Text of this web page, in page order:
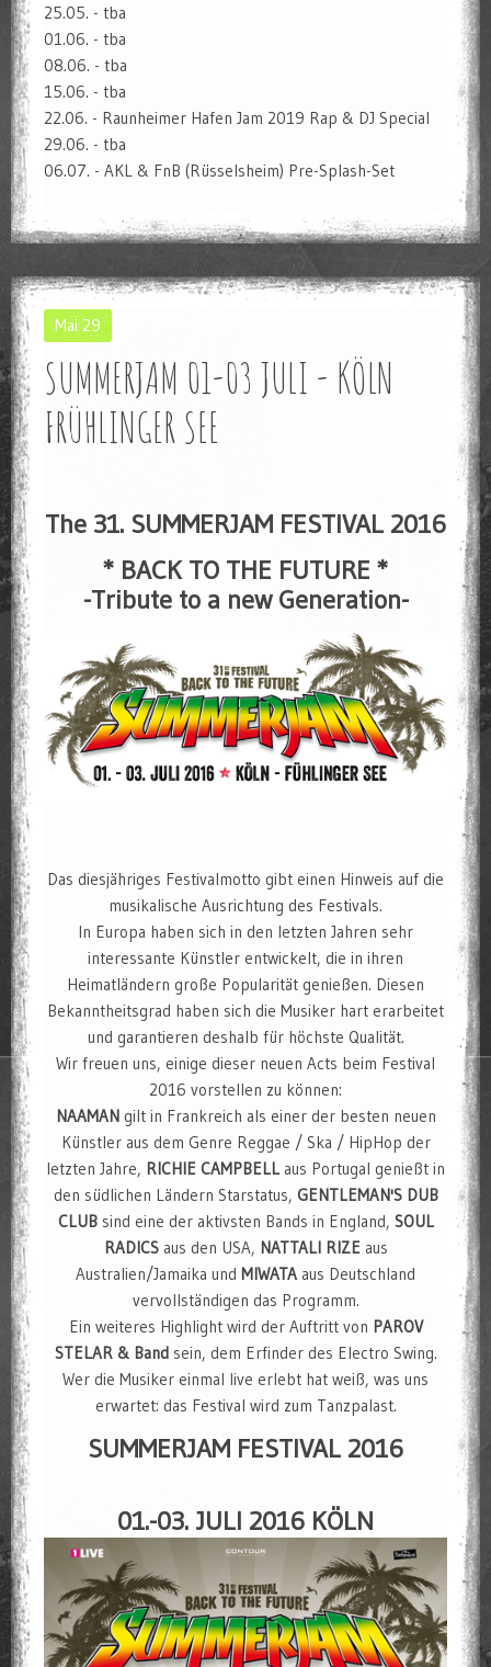
25.05. - tba
01.06. - tba
08.06. - tba
15.06. - tba
22.06. - Raunheimer Hafen Jam 2019 Rap & DJ Special
29.06. - tba
06.07. - AKL & FnB (Rüsselsheim) Pre-Splash-Set
Mai 29
SUMMERJAM 01-03 JULI - KÖLN
FRÜHLINGER SEE
The 31. SUMMERJAM FESTIVAL 2016
* BACK TO THE FUTURE *
-Tribute to a new Generation-
Das diesjähriges Festivalmotto gibt einen Hinweis auf die
musikalische Ausrichtung des Festivals.
In Europa haben sich in den letzten Jahren sehr
interessante Künstler entwickelt, die in ihren
Heimatländern große Popularität genießen. Diesen
Bekanntheitsgrad haben sich die Musiker hart erarbeitet
und garantieren deshalb für höchste Qualität.
Wir freuen uns, einige dieser neuen Acts beim Festival
2016 vorstellen zu können:
NAAMANgilt in Frankreich als einer der besten neuen
Künstler aus dem Genre Reggae / Ska / HipHop der
letzten Jahre, RICHIE CAMPBELL aus Portugal genießt in
den südlichen Ländern Starstatus, GENTLEMAN'S DUB
CLUBsind eine der aktivsten Bands in England, SOUL
RADICSaus den USA, NATTALI RIZEaus
Australien/Jamaika und MIWATA aus Deutschland
vervollständigen das Programm.
Ein weiteres Highlight wird der Auftritt von PAROV
STELAR & Bandsein, dem Erfinder des Electro Swing.
Wer die Musiker einmal live erlebt hat weiß, was uns
erwartet: das Festival wird zum Tanzpalast.
SUMMERJAM FESTIVAL 2016
01.-03. JULI 2016 KÖLN